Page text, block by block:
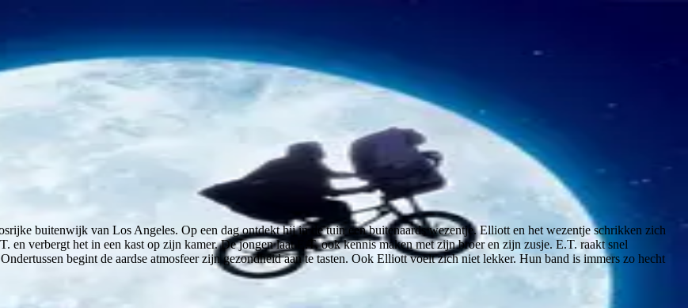
buitenwijk van Los Angeles. Op een dag ontdekt hij in de tuin een buitenaards wezentje. Elliott en het wezentje schrikken zich
en verbergt het in een kast op zijn kamer. De jongen laat E.T. ook kennis maken met zijn broer en zijn zusje. E.T. raakt snel
begint de aardse atmosfeer zijn gezondheid aan te tasten. Ook Elliott voelt zich niet lekker. Hun band is immers zo hecht